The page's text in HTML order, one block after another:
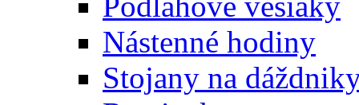
Nástenné hodiny
Stojany na